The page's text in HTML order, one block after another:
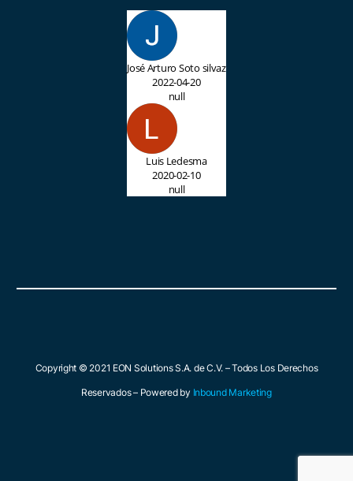
José Arturo Soto silvaz
2022-04-20
null
Luis Ledesma
2020-02-10
null
Copyright © 2021 EON Solutions S.A. de C.V. – Todos Los Derechos
Reservados – Powered by Inbound Marketing